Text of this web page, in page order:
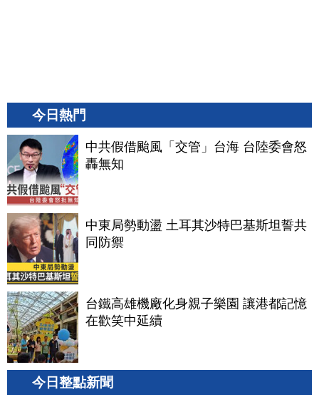
今日熱門
中共假借颱風「交管」台海 台陸委會怒
轟無知
中東局勢動盪 土耳其沙特巴基斯坦誓共
同防禦
台鐵高雄機廠化身親子樂園 讓港都記憶
在歡笑中延續
今日整點新聞